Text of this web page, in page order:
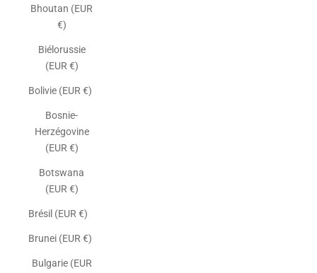
Bhoutan (EUR
€)
Biélorussie
(EUR €)
Bolivie (EUR €)
Bosnie-
Herzégovine
(EUR €)
Botswana
(EUR €)
Brésil (EUR €)
Brunei (EUR €)
Bulgarie (EUR